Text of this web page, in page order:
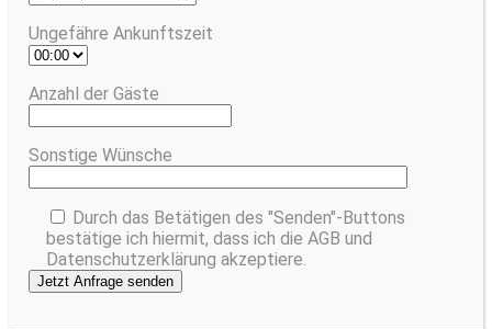
Ungefähre Ankunftszeit
Anzahl der Gäste
Sonstige Wünsche
Durch das Betätigen des "Senden"-Buttons
bestätige ich hiermit, dass ich die AGB und
Datenschutzerklärung akzeptiere.